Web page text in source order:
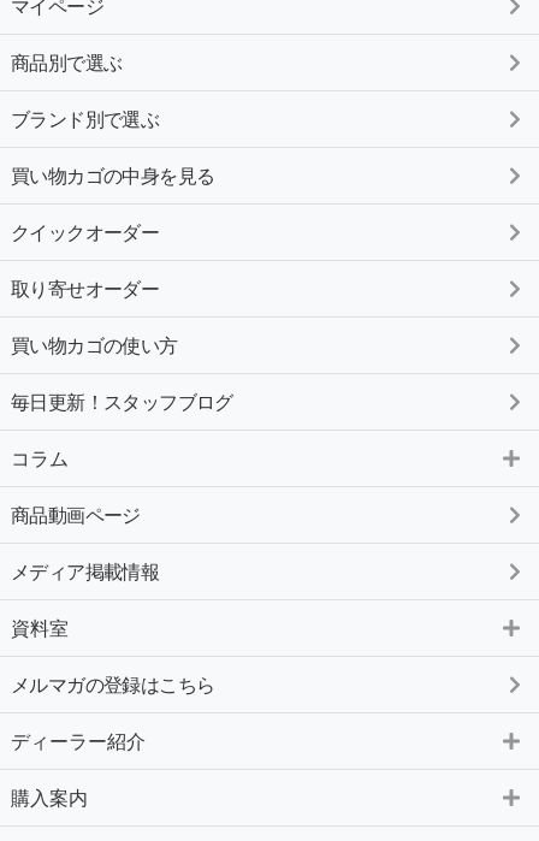
マイページ
商品別で選ぶ
ブランド別で選ぶ
買い物カゴの中身を見る
クイックオーダー
取り寄せオーダー
買い物カゴの使い方
毎日更新！スタッフブログ
コラム
商品動画ページ
メディア掲載情報
資料室
メルマガの登録はこちら
ディーラー紹介
購入案内